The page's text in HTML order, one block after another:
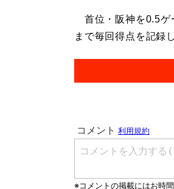
首位・阪神を0.5ゲ
まで毎回得点を記録